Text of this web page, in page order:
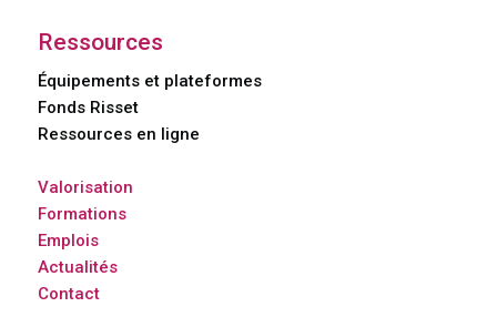
Ressources
Équipements et plateformes
Fonds Risset
Ressources en ligne
Valorisation
Formations
Emplois
Actualités
Contact